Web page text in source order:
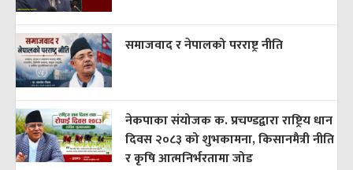
समाजवाद र नेपालको परराष्ट्र नीति
नेकपाका संयोजक क. प्रचण्डद्वारा राष्ट्रिय धान
दिवस २०८३ को शुभकामना, किसानमैत्री नीति
र कृषि आत्मनिर्भरतामा जोड